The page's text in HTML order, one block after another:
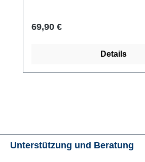
Regulärer Preis:
69,90 €
Details
Unterstützung und Beratung